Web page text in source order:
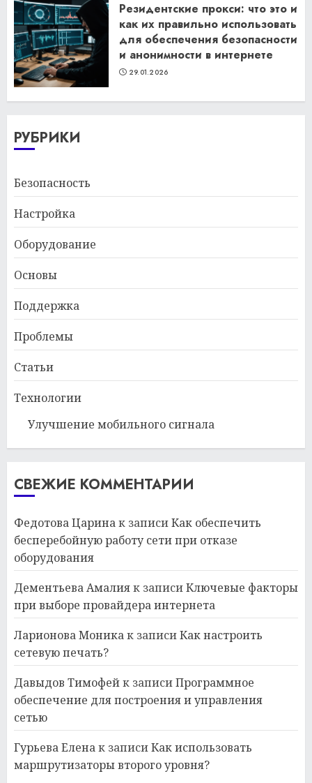
Резидентские прокси: что это и
как их правильно использовать
для обеспечения безопасности
и анонимности в интернете
29.01.2026
РУБРИКИ
Безопасность
Настройка
Оборудование
Основы
Поддержка
Проблемы
Статьи
Технологии
Улучшение мобильного сигнала
СВЕЖИЕ КОММЕНТАРИИ
Федотова Царинак записиКак обеспечить
бесперебойную работу сети при отказе
оборудования
Дементьева Амалияк записиКлючевые факторы
при выборе провайдера интернета
Ларионова Моникак записиКак настроить
сетевую печать?
Давыдов Тимофейк записиПрограммное
обеспечение для построения и управления
сетью
Гурьева Еленак записиКак использовать
маршрутизаторы второго уровня?